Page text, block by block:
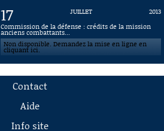
17 JUILLET
2013
Commission de la défense : crédits de la mission
anciens combattants...
Non disponible. Demandez la mise en ligne en
cliquant ici.
Contact
Aide
Info site